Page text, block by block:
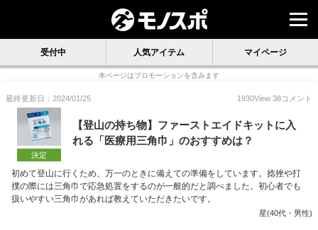
受付中 人気アイテム マイページ
本ページはプロモーションを含みます
最終更新日：2024/01/25 1930View 38コメント
決定
【登山の持ち物】ファーストエイドキットに入
れる「医療用三角巾」のおすすめは？
初めて登山に行くため、万一のときに備えての準備をしています。捻挫や打
撲の際には三角巾で応急処置をするのが一般的だと調べました。初心者でも
扱いやすい三角巾があれば教えていただきたいです。
星(40代・男性)